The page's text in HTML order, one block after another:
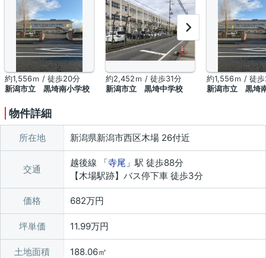
約1,556ｍ / 徒歩20分
新潟市立 黒埼南小学校
約2,452ｍ / 徒歩31分
新潟市立 黒埼中学校
約1,556ｍ / 徒
新潟市立 黒埼
物件詳細
所在地 新潟県新潟市西区木場 26付近
交通
越後線 「寺尾 」駅 徒歩88分
【木場駅跡】バス停下車 徒歩3分
価格 682万円
坪単価 11.99万円
土地面積 188.06㎡